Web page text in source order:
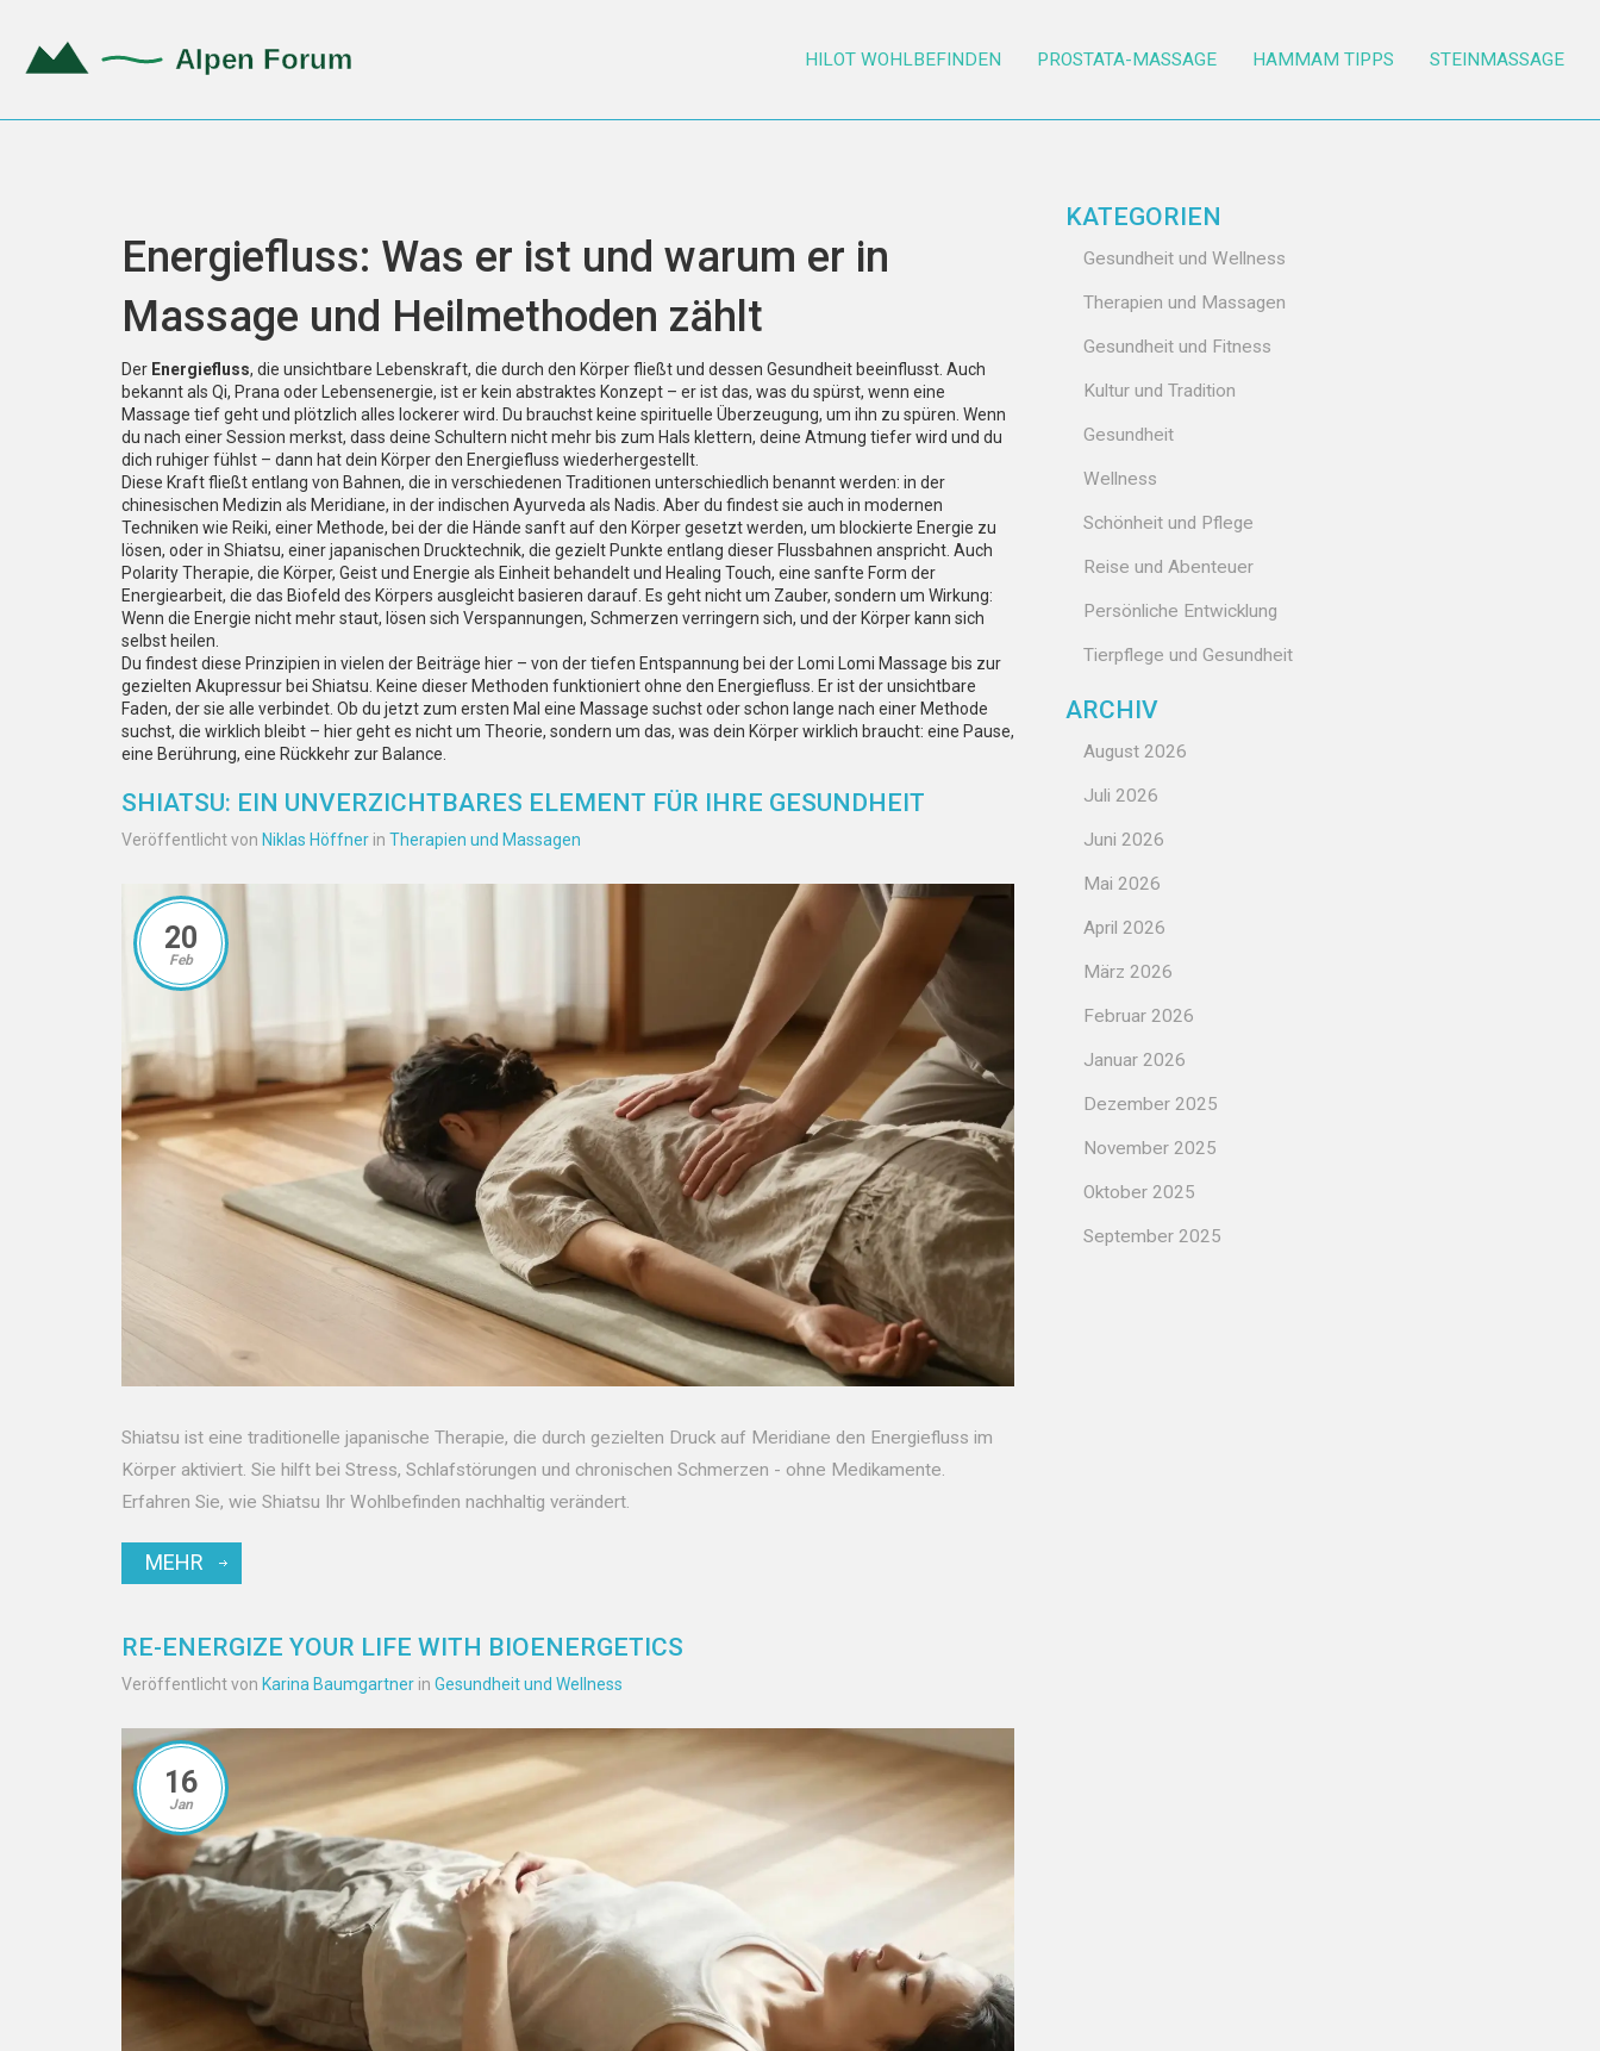
HILOT WOHLBEFINDEN PROSTATA-MASSAGE HAMMAM TIPPS STEINMASSAGE
Energiefluss: Was er ist und warum er in
Massage und Heilmethoden zählt
Der Energiefluss, die unsichtbare Lebenskraft, die durch den Körper fließt und dessen Gesundheit beeinflusst . Auch
bekannt als Qi, Prana oder Lebensenergie, ist er kein abstraktes Konzept – er ist das, was du spürst, wenn eine
Massage tief geht und plötzlich alles lockerer wird.
Du brauchst keine spirituelle Überzeugung, um ihn zu spüren. Wenn
du nach einer Session merkst, dass deine Schultern nicht mehr bis zum Hals klettern, deine Atmung tiefer wird und du
dich ruhiger fühlst – dann hat dein Körper den Energiefluss wiederhergestellt.
Diese Kraft fließt entlang von Bahnen, die in verschiedenen Traditionen unterschiedlich benannt werden: in der
chinesischen Medizin als Meridiane, in der indischen Ayurveda als Nadis. Aber du findest sie auch in modernen
Techniken wie Reiki, einer Methode, bei der die Hände sanft auf den Körper gesetzt werden, um blockierte Energie zu
lösen, oder in Shiatsu, einer japanischen Drucktechnik, die gezielt Punkte entlang dieser Flussbahnen anspricht . Auch
Polarity Therapie, die Körper, Geist und Energie als Einheit behandeltund Healing Touch, eine sanfte Form der
Energiearbeit, die das Biofeld des Körpers ausgleicht basieren darauf. Es geht nicht um Zauber, sondern um Wirkung:
Wenn die Energie nicht mehr staut, lösen sich Verspannungen, Schmerzen verringern sich, und der Körper kann sich
selbst heilen.
Du findest diese Prinzipien in vielen der Beiträge hier – von der tiefen Entspannung bei der Lomi Lomi Massage bis zur
gezielten Akupressur bei Shiatsu. Keine dieser Methoden funktioniert ohne den Energiefluss. Er ist der unsichtbare
Faden, der sie alle verbindet. Ob du jetzt zum ersten Mal eine Massage suchst oder schon lange nach einer Methode
suchst, die wirklich bleibt – hier geht es nicht um Theorie, sondern um das, was dein Körper wirklich braucht: eine Pause,
eine Berührung, eine Rückkehr zur Balance.
SHIATSU: EIN UNVERZICHTBARES ELEMENT FÜR IHRE GESUNDHEIT
Veröffentlicht von Niklas Höffner in Therapien und Massagen
20
Feb
Shiatsu ist eine traditionelle japanische Therapie, die durch gezielten Druck auf Meridiane den Energiefluss im
Körper aktiviert. Sie hilft bei Stress, Schlafstörungen und chronischen Schmerzen - ohne Medikamente.
Erfahren Sie, wie Shiatsu Ihr Wohlbefinden nachhaltig verändert.
MEHR
RE-ENERGIZE YOUR LIFE WITH BIOENERGETICS
Veröffentlicht von Karina Baumgartner in Gesundheit und Wellness
16
Jan
KATEGORIEN
Gesundheit und Wellness
Therapien und Massagen
Gesundheit und Fitness
Kultur und Tradition
Gesundheit
Wellness
Schönheit und Pflege
Reise und Abenteuer
Persönliche Entwicklung
Tierpflege und Gesundheit
ARCHIV
August 2026
Juli 2026
Juni 2026
Mai 2026
April 2026
März 2026
Februar 2026
Januar 2026
Dezember 2025
November 2025
Oktober 2025
September 2025